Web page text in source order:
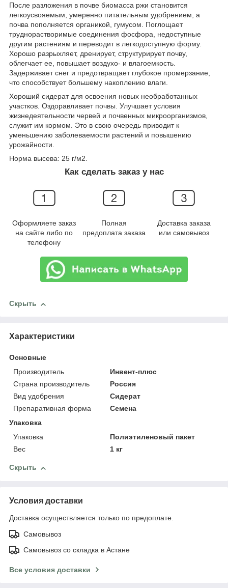
После разложения в почве биомасса ржи становится
легкоусвояемым, умеренно питательным удобрением, а
почва пополняется органикой, гумусом. Поглощает
труднорастворимые соединения фосфора, недоступные
другим растениям и переводит в легкодоступную форму.
Хорошо разрыхляет, дренирует, структурирует почву,
облегчает ее, повышает воздухо- и влагоемкость.
Задерживает снег и предотвращает глубокое промерзание,
что способствует большему накоплению влаги.
Хороший сидерат для освоения новых необработанных
участков. Оздоравливает почвы. Улучшает условия
жизнедеятельности червей и почвенных микроорганизмов,
служит им кормом. Это в свою очередь приводит к
уменьшению заболеваемости растений и повышению
урожайности.
Норма высева: 25 г/м2.
Как сделать заказ у нас
Оформляете заказ
на сайте либо по
телефону
Полная
предоплата заказа
Доставка заказа
или самовывоз
Скрыть
Характеристики
Основные
Производитель
Инвент-плюс
Страна производитель
Россия
Вид удобрения
Сидерат
Препаративная форма
Семена
Упаковка
Упаковка
Полиэтиленовый пакет
Вес
1 кг
Скрыть
Условия доставки
Доставка осуществляется только по предоплате.
Самовывоз
Самовывоз со складка в Астане
Все условия доставки